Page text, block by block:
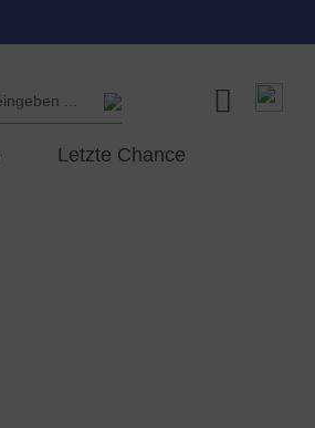
Letzte Chance